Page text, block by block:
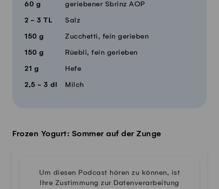
60 g geriebener Sbrinz AOP
2 - 3 TL Salz
150 g Zucchetti, fein gerieben
150 g Rüebli, fein gerieben
21 g Hefe
2,5 - 3 dl Milch
Frozen Yogurt: Sommer auf der Zunge
Um diesen Podcast hören zu können, ist
Ihre Zustimmung zur Datenverarbeitung